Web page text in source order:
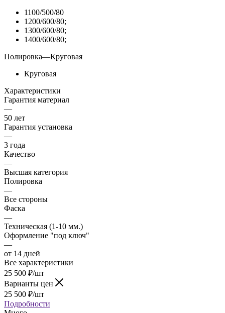
1100/500/80
1200/600/80;
1300/600/80;
1400/600/80;
Полировка—Круговая
Круговая
Характеристики
Гарантия материал
—
50 лет
Гарантия установка
—
3 года
Качество
—
Высшая категория
Полировка
—
Все стороны
Фаска
—
Техническая (1-10 мм.)
Оформление "под ключ"
—
от 14 дней
Все характеристики
25 500 ₽/шт
Варианты цен
25 500 ₽/шт
Подробности